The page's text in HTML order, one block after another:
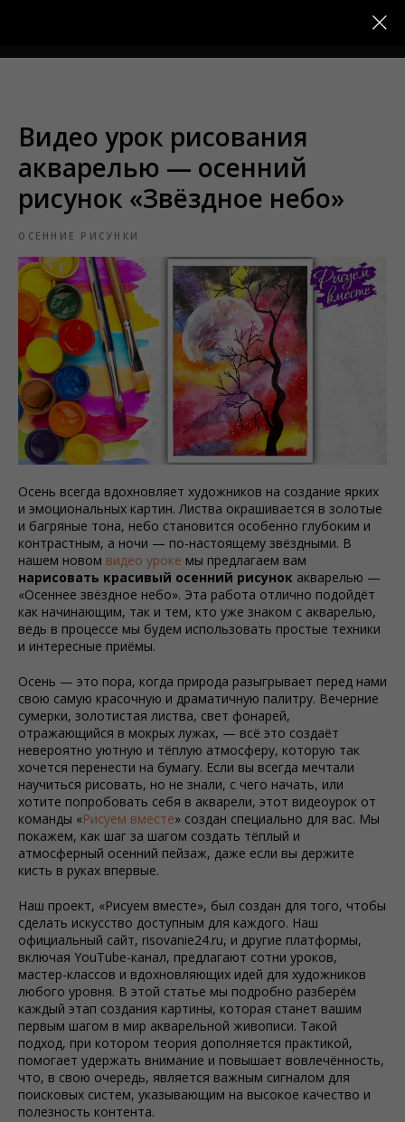
Видео урок рисования
акварелью — осенний
рисунок «Звёздное небо»
ОСЕННИЕ РИСУНКИ
Осень всегда вдохновляет художников на создание ярких
и эмоциональных картин. Листва окрашивается в золотые
и багряные тона, небо становится особенно глубоким и
контрастным, а ночи — по-настоящему звёздными. В
нашем новом видео уроке мы предлагаем вам
нарисовать красивый осенний рисунок акварелью —
«Осеннее звёздное небо». Эта работа отлично подойдёт
как начинающим, так и тем, кто уже знаком с акварелью,
ведь в процессе мы будем использовать простые техники
и интересные приёмы.
Осень — это пора, когда природа разыгрывает перед нами
свою самую красочную и драматичную палитру. Вечерние
сумерки, золотистая листва, свет фонарей,
отражающийся в мокрых лужах, — всё это создаёт
невероятно уютную и тёплую атмосферу, которую так
хочется перенести на бумагу. Если вы всегда мечтали
научиться рисовать, но не знали, с чего начать, или
хотите попробовать себя в акварели, этот видеоурок от
команды «Рисуем вместе» создан специально для вас. Мы
покажем, как шаг за шагом создать тёплый и
атмосферный осенний пейзаж, даже если вы держите
кисть в руках впервые.
Наш проект, «Рисуем вместе», был создан для того, чтобы
сделать искусство доступным для каждого. Наш
официальный сайт, risovanie24.ru, и другие платформы,
включая YouTube-канал, предлагают сотни уроков,
мастер-классов и вдохновляющих идей для художников
любого уровня. В этой статье мы подробно разберём
каждый этап создания картины, которая станет вашим
первым шагом в мир акварельной живописи. Такой
подход, при котором теория дополняется практикой,
помогает удержать внимание и повышает вовлечённость,
что, в свою очередь, является важным сигналом для
поисковых систем, указывающим на высокое качество и
полезность контента.